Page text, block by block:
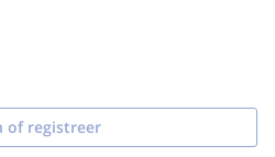
of registreer